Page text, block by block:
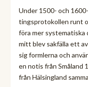
Under 1500- och
tingsprotokollen runt
föra mer
mitt blev sakfälla ett
sig formlerna och
en notis från Småland
från Hälsingland